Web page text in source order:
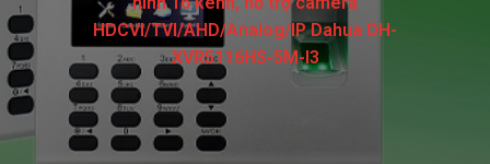
HDCVI/TVI/AHD/Analog/IP Dahua DH-
XVR5116HS-5M-I3